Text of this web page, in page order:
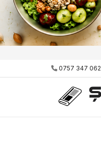
0757 347 062